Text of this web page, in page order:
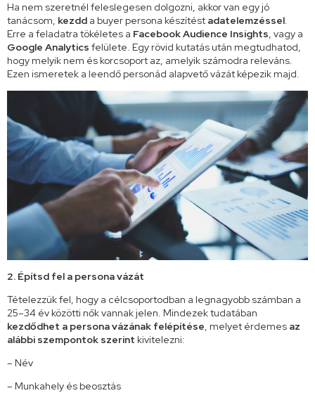
Ha nem szeretnél feleslegesen dolgozni, akkor van egy jó
tanácsom, kezdd a buyer persona készítést adatelemzéssel.
Erre a feladatra tökéletes a Facebook Audience Insights, vagy a
Google Analytics felülete. Egy rövid kutatás után megtudhatod,
hogy melyik nem és korcsoport az, amelyik számodra releváns.
Ezen ismeretek a leendő personád alapvető vázát képezik majd.
2. Építsd fel a persona vázát
Tételezzük fel, hogy a célcsoportodban a legnagyobb számban a
25–34 év közötti nők vannak jelen. Mindezek tudatában
kezdődhet a persona vázának felépítése, melyet érdemes az
alábbi szempontok szerint kivitelezni:
– Név
– Munkahely és beosztás